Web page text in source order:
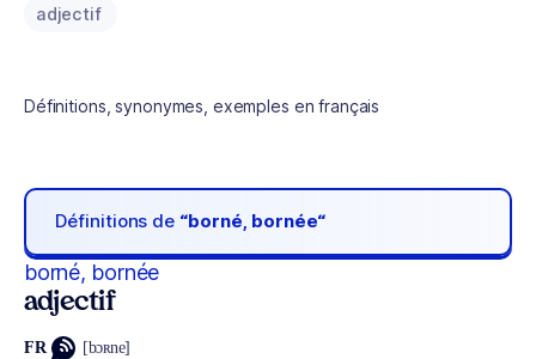
adjectif
Définitions, synonymes, exemples en français
Définitions de “borné, bornée“
borné, bornée
adjectif
FR [bɔʀne]